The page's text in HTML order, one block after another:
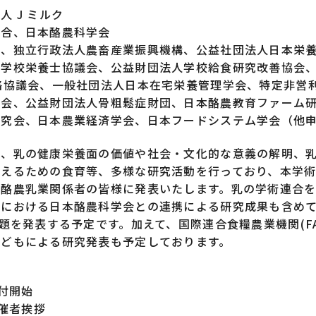
J ミルク
、日本酪農科学会
独立行政法人農畜産業振興機構、公益社団法人日本栄
校栄養士協議会、公益財団法人学校給食研究改善協会
議会、一般社団法人日本在宅栄養管理学会、特定非営
、公益財団法人骨粗鬆症財団、日本酪農教育ファーム
会、日本農業経済学会、日本フードシステム学会（他
乳の健康栄養面の価値や社会・文化的な意義の解明、
るための食育等、多様な研究活動を行っており、本学
農乳業関係者の皆様に発表いたします。乳の学術連合
おける日本酪農科学会との連携による研究成果も含め
を発表する予定です。加えて、国際連合食糧農業機関
もによる研究発表も予定しております。
開始
者挨拶